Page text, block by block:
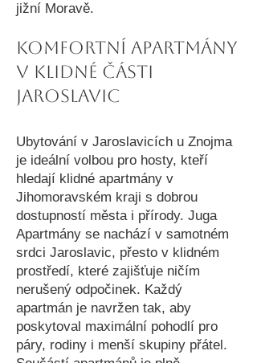
jižní Moravě.
Komfortní apartmány
v klidné části
Jaroslavic
Ubytování v Jaroslavicích u Znojma
je ideální volbou pro hosty, kteří
hledají klidné apartmány v
Jihomoravském kraji s dobrou
dostupností města i přírody. Juga
Apartmány se nachází v samotném
srdci Jaroslavic, přesto v klidném
prostředí, které zajišťuje ničím
nerušený odpočinek. Každý
apartmán je navržen tak, aby
poskytoval maximální pohodlí pro
páry, rodiny i menší skupiny přátel.